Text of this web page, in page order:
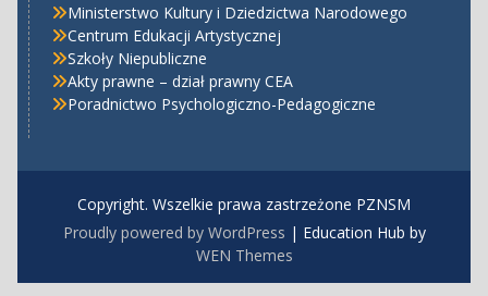
Ministerstwo Kultury i Dziedzictwa Narodowego
Centrum Edukacji Artystycznej
Szkoły Niepubliczne
Akty prawne – dział prawny CEA
Poradnictwo Psychologiczno-Pedagogiczne
Copyright. Wszelkie prawa zastrzeżone PZNSM
Proudly powered by WordPress | Education Hub by
WEN Themes